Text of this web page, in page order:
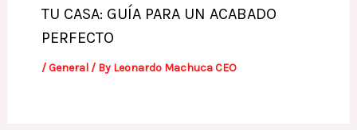
TU CASA: GUÍA PARA UN ACABADO
PERFECTO
/General/ By Leonardo Machuca CEO